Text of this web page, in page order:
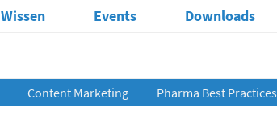
Wissen Events Downloads
Content Marketing Pharma Best Practices